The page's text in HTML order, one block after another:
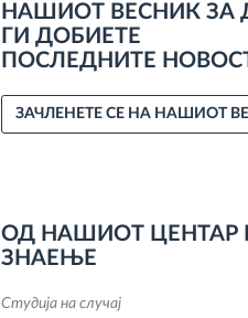
НАШИОТ ВЕСНИК ЗА
ГИ ДОБИЕТЕ
ПОСЛЕДНИТЕ
ЗАЧЛЕНЕТЕ СЕ НА НАШИОТ
ОД НАШИОТ ЦЕНТАР
ЗНАЕЊЕ
Студија на случај